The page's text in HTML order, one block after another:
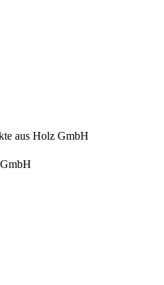
aus Holz GmbH